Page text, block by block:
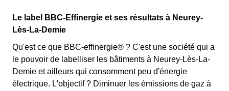
Le label BBC-Effinergie et ses résultats à Neurey-
Lès-La-Demie
Qu'est ce que BBC-effinergie® ? C'est une société qui a
le pouvoir de labelliser les bâtiments à Neurey-Lès-La-
Demie et ailleurs qui consomment peu d'énergie
électrique. L'objectif ? Diminuer les émissions de gaz à